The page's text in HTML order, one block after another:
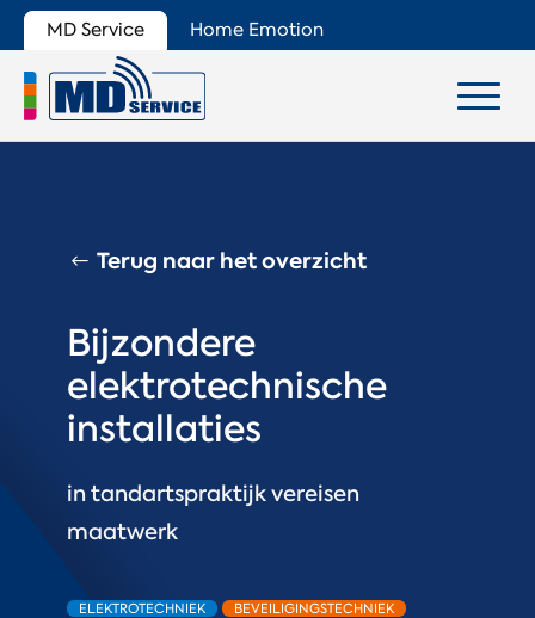
MD Service Home Emotion
Terug naar het overzicht
Bijzondere
elektrotechnische
installaties
in tandartspraktijk vereisen
maatwerk
ELEKTROTECHNIEK BEVEILIGINGSTECHNIEK